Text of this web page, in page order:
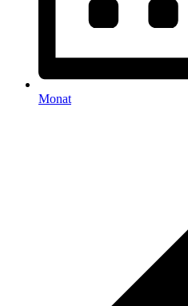
Monat